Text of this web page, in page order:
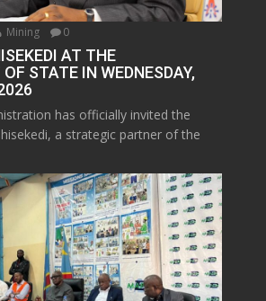
Mining 0
AT THE
STATE IN WEDNESDAY,
has officially invited the
a strategic partner of the